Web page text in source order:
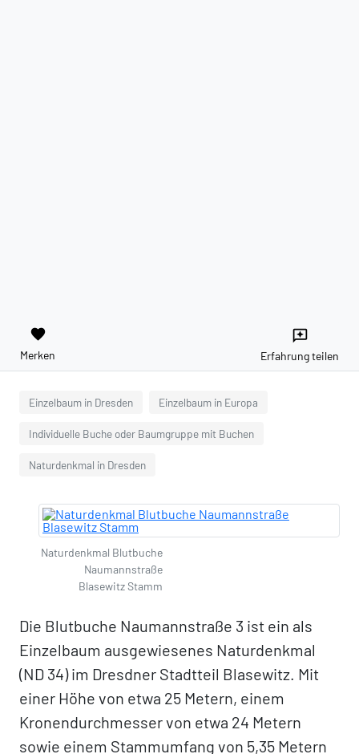
favorite
Merken
reviews
Erfahrung teilen
Einzelbaum in Dresden Einzelbaum in Europa
Individuelle Buche oder Baumgruppe mit Buchen
Naturdenkmal in Dresden
Naturdenkmal Blutbuche
Naumannstraße
Blasewitz Stamm
Die Blutbuche Naumannstraße 3 ist ein als
Einzelbaum ausgewiesenes Naturdenkmal
(ND 34) im Dresdner Stadtteil Blasewitz. Mit
einer Höhe von etwa 25 Metern, einem
Kronendurchmesser von etwa 24 Metern
sowie einem Stammumfang von 5,35 Metern